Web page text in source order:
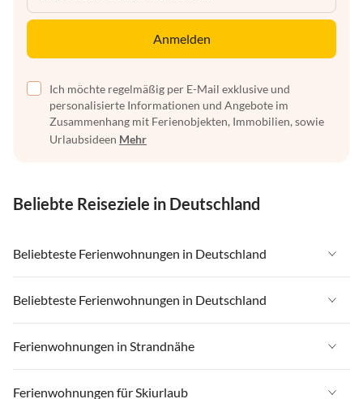
Anmelden
Ich möchte regelmäßig per E-Mail exklusive und
personalisierte Informationen und Angebote im
Zusammenhang mit Ferienobjekten, Immobilien, sowie
Urlaubsideen Mehr
Beliebte Reiseziele in Deutschland
Beliebteste Ferienwohnungen in Deutschland
Ferienwohnungen in Deutschland
Ferienwohnungen in Ostsee
Ferienwohnungen in Nordsee
Beliebteste Ferienwohnungen in Deutschland
Ferienwohnungen in Deutschland
Ferienwohnungen in Ostsee
Ferienwohnungen in Strandnähe
Ferienwohnungen in Strandnähe in Deutschland
Ferienwohnungen für Skiurlaub